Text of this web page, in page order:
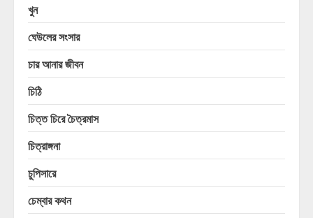
খুন
ঘেউলের সংসার
চার আনার জীবন
চিঠি
চিত্ত চিরে চৈত্রমাস
চিত্রাঙ্গনা
চুপিসারে
চেম্বার কথন